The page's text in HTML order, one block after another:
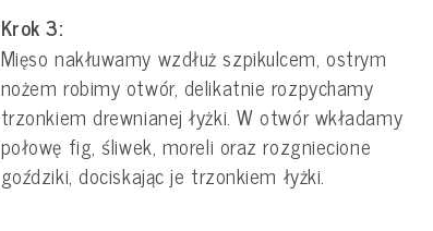
Krok 3:
Mięso nakłuwamy wzdłuż szpikulcem, ostrym
nożem robimy otwór, delikatnie rozpychamy
trzonkiem drewnianej łyżki. W otwór wkładamy
połowę fig, śliwek, moreli oraz rozgniecione
goździki, dociskając je trzonkiem łyżki.